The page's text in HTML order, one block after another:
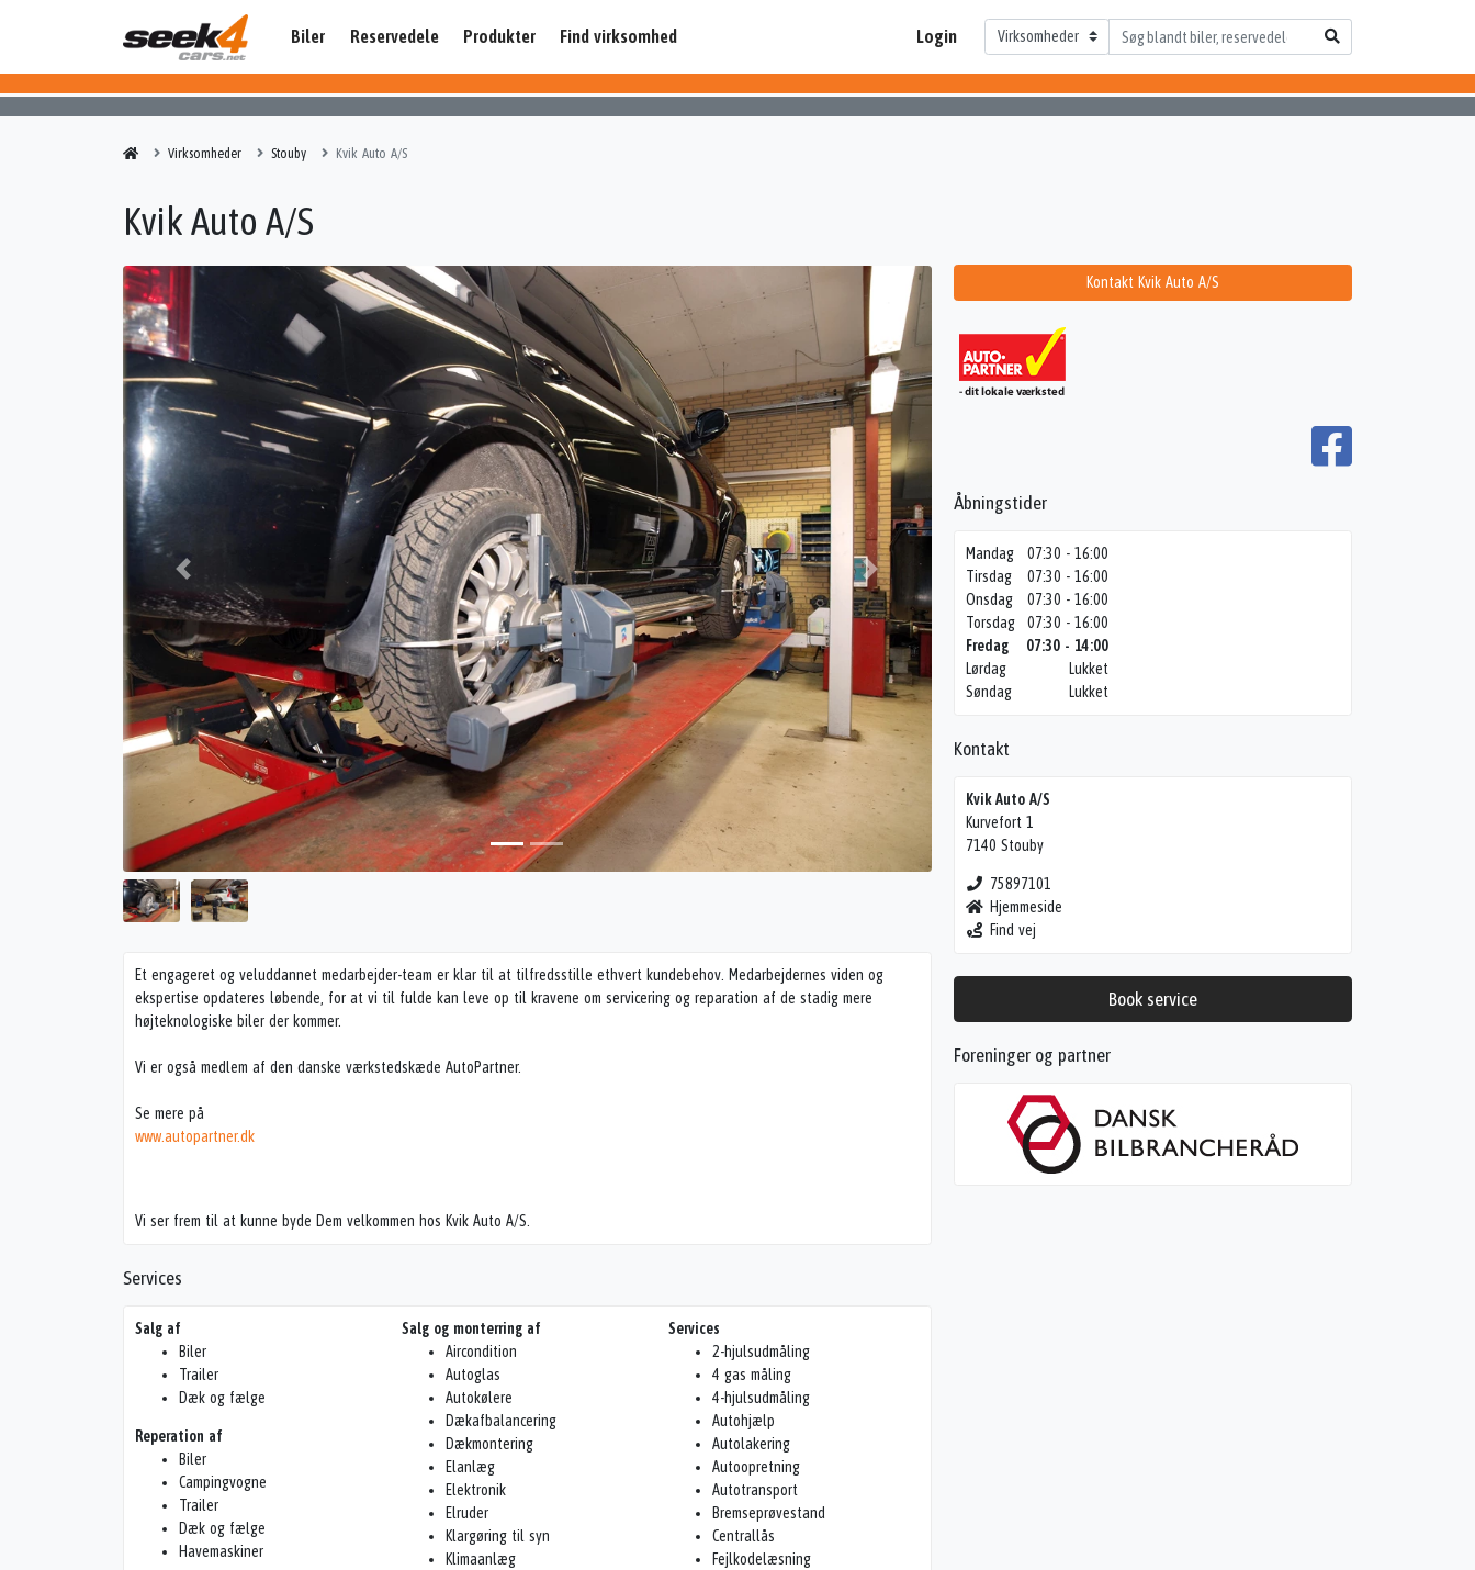
Biler Reservedele Produkter Find virksomhed Login
Kontakt Kvik Auto A/S
Åbningstider
Mandag
Tirsdag
Onsdag
Torsdag
Fredag
Lørdag
Søndag
07:30 - 16:00
07:30 - 16:00
07:30 - 16:00
07:30 - 16:00
07:30 - 14:00
Lukket
Lukket
Kontakt
Kvik Auto A/S
Kurvefort 1
7140 Stouby
75897101
Hjemmeside
Find vej
Book service
Virksomheder Stouby Kvik Auto A/S
Kvik Auto A/S
Foreninger og partner
Et engageret og veluddannet medarbejder-team er klar til at tilfredsstille ethvert kundebehov. Medarbejdernes viden og
ekspertise opdateres løbende, for at vi til fulde kan leve op til kravene om servicering og reparation af de stadig mere
højteknologiske biler der kommer.
Vi er også medlem af den danske værkstedskæde AutoPartner.
Se mere på
www.autopartner.dk
Vi ser frem til at kunne byde Dem velkommen hos Kvik Auto A/S.
Services
Salg af
Biler
Trailer
Dæk og fælge
Reperation af
Biler
Campingvogne
Trailer
Dæk og fælge
Havemaskiner
Salg og monterring af
Aircondition
Autoglas
Autokølere
Dækafbalancering
Dækmontering
Elanlæg
Elektronik
Elruder
Klargøring til syn
Klimaanlæg
Services
2-hjulsudmåling
4 gas måling
4-hjulsudmåling
Autohjælp
Autolakering
Autoopretning
Autotransport
Bremseprøvestand
Centrallås
Fejlkodelæsning